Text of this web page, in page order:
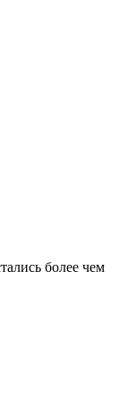
более чем